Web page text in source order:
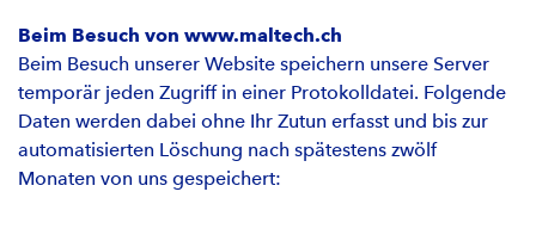
Beim Besuch von www.maltech.ch
Beim Besuch unserer Website speichern unsere Server
temporär jeden Zugriff in einer Protokolldatei. Folgende
Daten werden dabei ohne Ihr Zutun erfasst und bis zur
automatisierten Löschung nach spätestens zwölf
Monaten von uns gespeichert: